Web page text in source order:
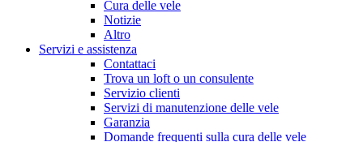
Cura delle vele
Notizie
Altro
Servizi e assistenza
Contattaci
Trova un loft o un consulente
Servizio clienti
Servizi di manutenzione delle vele
Garanzia
Domande frequenti sulla cura delle vele